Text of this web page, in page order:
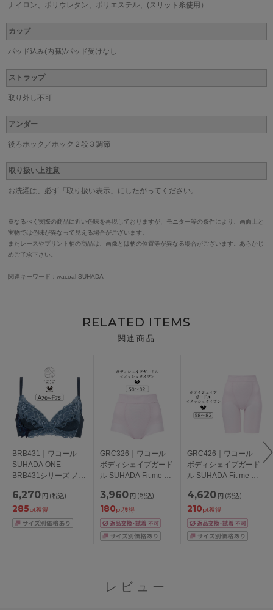
ナイロン、ポリウレタン、ポリエステル、(スリット糸使用）
カップ
パッド込み(内臓)/パッド受けなし
ストラップ
取り外し不可
アンダー
後ろホック／ホック２段３調節
取り扱い上注意
お洗濯は、必ず「取り扱い表示」にしたがってください。
※なるべく実際の商品に近い色味を再現しておりますが、モニター等の条件により、画面上と
実物では色味が異なって見える場合がございます。
またレースやプリント柄の商品は、画像とは柄の位置等が異なる場合がございます。あらかじ
めご了承下さい。
関連キーワード：wacoal SUHADA
RELATED ITEMS
関連商品
BRB431｜ワコール
SUHADA ONE
BRB431シリーズ ノン
75
6,270 円 (税込)
285pt獲得
GRC326｜ワコール
ボディシェイプガード
ル SUHADA Fit me Up
ートガードル ショー
ト丈・ジャストウエス
ト 58/64/70/76/82
3,960 円 (税込)
180pt獲得
GRC426｜ワコール
ボディシェイプガード
ル SUHADA Fit me Up
グガードル ジャスト
ウエスト・ロング丈
58/64/70/76/82
4,620 円 (税込)
210pt獲得
レビュー